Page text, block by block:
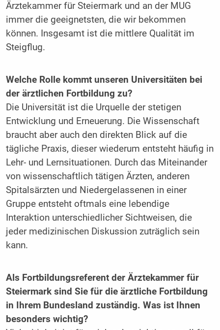
Ärztekammer für Steiermark und an der MUG
immer die geeignetsten, die wir bekommen
können. Insgesamt ist die mittlere Qualität im
Steigflug.
Welche Rolle kommt unseren Universitäten bei
der ärztlichen Fortbildung zu?
Die Universität ist die Urquelle der stetigen
Entwicklung und Erneuerung. Die Wissenschaft
braucht aber auch den direkten Blick auf die
tägliche Praxis, dieser wiederum entsteht häufig in
Lehr- und Lernsituationen. Durch das Miteinander
von wissenschaftlich ­tätigen Ärzten, anderen
Spitalsärzten und Niedergelassenen in einer
Gruppe entsteht oftmals eine lebendige
Interaktion unterschiedlicher Sichtweisen, die
jeder medizinischen Diskussion zuträglich sein
kann.
Als Fortbildungsreferent der Ärztekammer für
Steiermark sind Sie für die ärztliche Fortbildung
in Ihrem Bundesland zuständig. Was ist Ihnen
besonders wichtig?